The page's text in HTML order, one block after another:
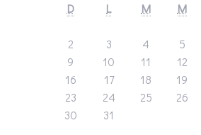
D L M M
2
3 4 5
9
10 11 12
16
17 18 19
23
24 25 26
30
31